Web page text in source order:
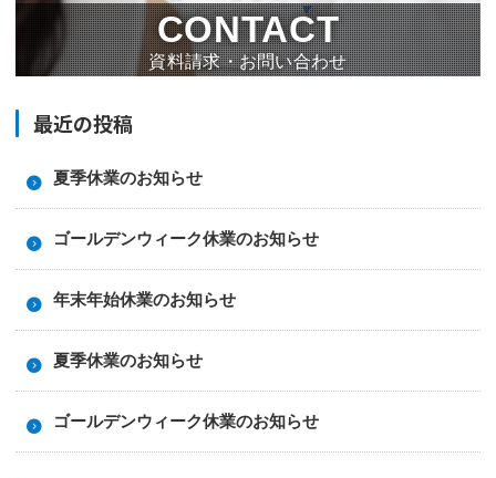
CONTACT
資料請求・お問い合わせ
最近の投稿
夏季休業のお知らせ
ゴールデンウィーク休業のお知らせ
年末年始休業のお知らせ
夏季休業のお知らせ
ゴールデンウィーク休業のお知らせ